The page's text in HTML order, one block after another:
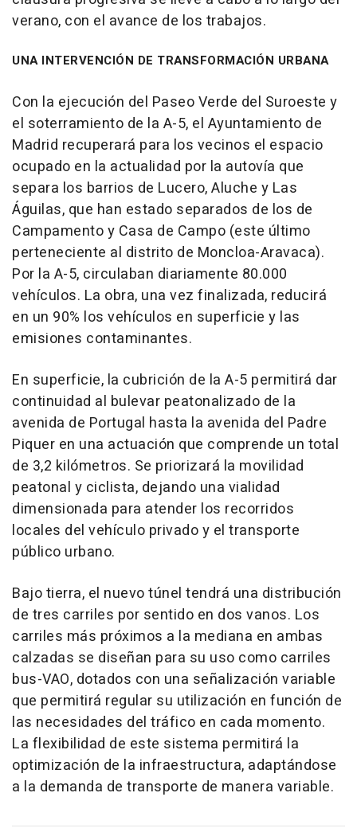
verano, con el avance de los trabajos.
UNA INTERVENCIÓN DE TRANSFORMACIÓN URBANA
Con la ejecución del Paseo Verde del Suroeste y
el soterramiento de la A-5, el Ayuntamiento de
Madrid recuperará para los vecinos el espacio
ocupado en la actualidad por la autovía que
separa los barrios de Lucero, Aluche y Las
Águilas, que han estado separados de los de
Campamento y Casa de Campo (este último
perteneciente al distrito de Moncloa-Aravaca).
Por la A-5, circulaban diariamente 80.000
vehículos. La obra, una vez finalizada, reducirá
en un 90% los vehículos en superficie y las
emisiones contaminantes.
En superficie, la cubrición de la A-5 permitirá dar
continuidad al bulevar peatonalizado de la
avenida de Portugal hasta la avenida del Padre
Piquer en una actuación que comprende un total
de 3,2 kilómetros. Se priorizará la movilidad
peatonal y ciclista, dejando una vialidad
dimensionada para atender los recorridos
locales del vehículo privado y el transporte
público urbano.
Bajo tierra, el nuevo túnel tendrá una distribución
de tres carriles por sentido en dos vanos. Los
carriles más próximos a la mediana en ambas
calzadas se diseñan para su uso como carriles
bus-VAO, dotados con una señalización variable
que permitirá regular su utilización en función de
las necesidades del tráfico en cada momento.
La flexibilidad de este sistema permitirá la
optimización de la infraestructura, adaptándose
a la demanda de transporte de manera variable.